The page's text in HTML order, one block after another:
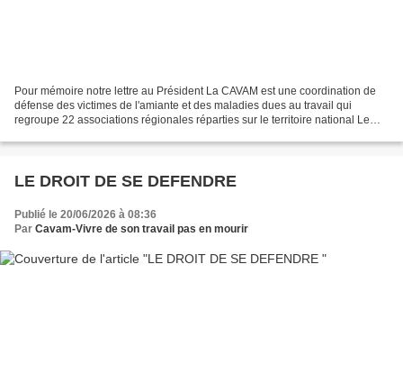
Pour mémoire notre lettre au Président La CAVAM est une coordination de
défense des victimes de l'amiante et des maladies dues au travail qui
regroupe 22 associations régionales réparties sur le territoire national Le
LE DROIT DE SE DEFENDRE
Publié le 20/06/2026 à 08:36
Par Cavam-Vivre de son travail pas en mourir